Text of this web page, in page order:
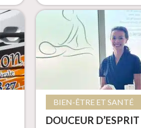
BIEN-ÊTRE ET SANTÉ
DOUCEUR D’ESPRIT